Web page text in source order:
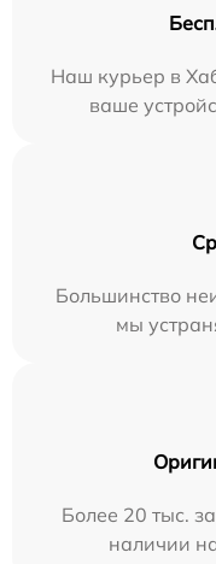
Наш курьер в
ваше
Большинство
мы
Более 20 тыс.
наличии